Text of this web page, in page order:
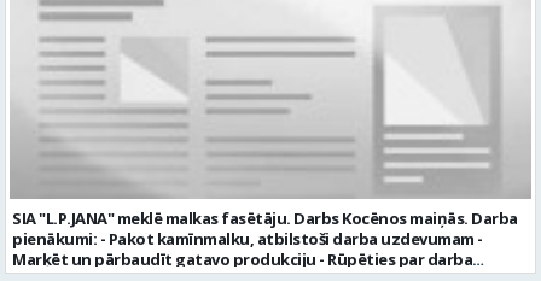
profesionālu darba vidi apmācību pirms darba pienākumu
uzsākšanas CV ar norādi vakancei „dispečers Valmierā” iesniegt līdz
2026. gada 21. augustam (ieskaitot): sūtot elektroniski uz info@vtu-
valmiera.lv personīgi SIA „VTU Valmiera”, Reģ.nr. 40003004220,
„Brandeļi”, Brandeļi, Kocēnu pagasts, Valmieras novads, personāla
daļā darba dienās no plkst. 13:00 līdz 16:00. 2 nedēļu laikā pēc
konkursa termiņa beigām sazināsimies ar pretendentiem, kuri tiks
aicināti uz tikšanos klātienē. Informācijai: 29231565 * Iesniegtos
personas datus SIA “VTU VALMIERA” izmantos, lai konkursa kārtībā
noteiktu vakancei atbilstošāko kandidātu. Ja kandidāts vēlas, lai
viņa personas dati tiktu saglabāti SIA “VTU VALMIERA” iekšējā datu
bāzē ar mērķi tos apstrādāt citos SIA “VTU VALMIERA” personāla
atlases konkursos, tad pieteikumā vakancei lūdzam kandidātam
SIA "L.P.JANA" meklē malkas fasētāju. Darbs Kocēnos maiņās. Darba
pienākumi: - Pakot kamīnmalku, atbilstoši darba uzdevumam -
Marķēt un pārbaudīt gatavo produkciju - Rūpēties par darba